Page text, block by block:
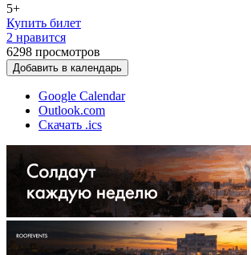
5+
Купить билет
2 нравится
6298 просмотров
Добавить в календарь
Google Calendar
Outlook.com
Скачать .ics